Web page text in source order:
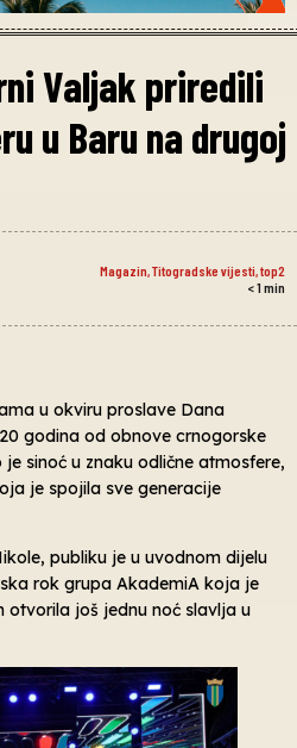
Valjak priredili
u Baru na drugoj
Magazin Titogradske vijesti top2
< 1min
u okviru proslave Dana
godina od obnove crnogorske
sinoć u znaku odlične atmosfere,
je spojila sve generacije
publiku je u uvodnom dijelu
rok grupa AkademiA koja je
još jednu noć slavlja u